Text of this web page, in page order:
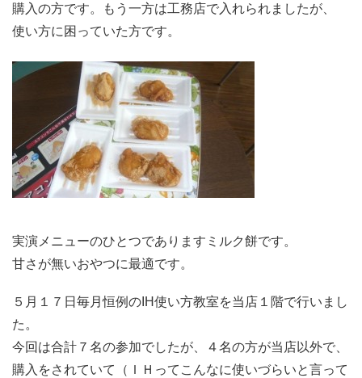
購入の方です。もう一方は工務店で入れられましたが、
使い方に困っていた方です。
実演メニューのひとつでありますミルク餅です。
甘さが無いおやつに最適です。
５月１７日毎月恒例のIH使い方教室を当店１階で行いまし
た。
今回は合計７名の参加でしたが、４名の方が当店以外で、
購入をされていて（ＩＨってこんなに使いづらいと言って